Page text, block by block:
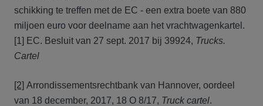
schikking te treffen met de EC - een extra boete van 880
miljoen euro voor deelname aan het vrachtwagenkartel.
[1] EC. Besluit van 27 sept. 2017 bij 39924, Trucks.
Cartel
[2] Arrondissementsrechtbank van Hannover, oordeel
van 18 december, 2017, 18 O 8/17, Truck cartel.